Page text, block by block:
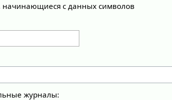
начинающиеся с данных символов
журналы: